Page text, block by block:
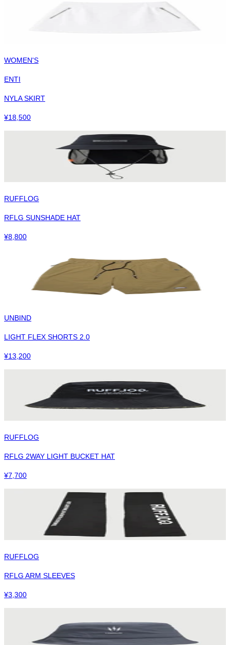
WOMEN'S
ENTI
NYLA SKIRT
¥18,500
RUFFLOG
RFLG SUNSHADE HAT
¥8,800
UNBIND
LIGHT FLEX SHORTS 2.0
¥13,200
RUFFLOG
RFLG 2WAY LIGHT BUCKET HAT
¥7,700
RUFFLOG
RFLG ARM SLEEVES
¥3,300